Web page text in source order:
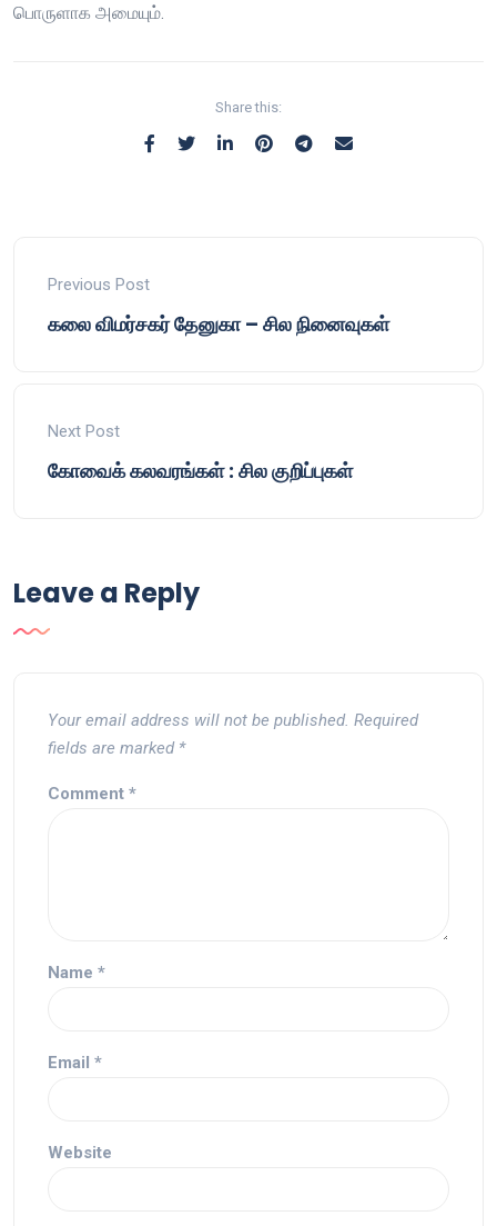
பொருளாக அமையும்.
Share this:
Previous Post
கலை விமர்சகர் தேனுகா – சில நினைவுகள்
Next Post
கோவைக் கலவரங்கள் : சில குறிப்புகள்
Leave a Reply
Your email address will not be published. Required
fields are marked *
Comment *
Name *
Email *
Website